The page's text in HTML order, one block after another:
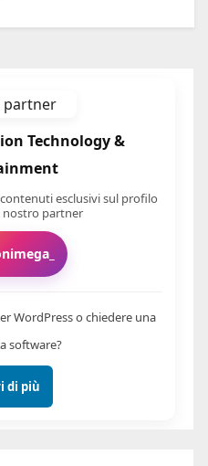
Technology &
esclusivi sul profilo
nostro partner
WordPress o chiedere una
software?
di più